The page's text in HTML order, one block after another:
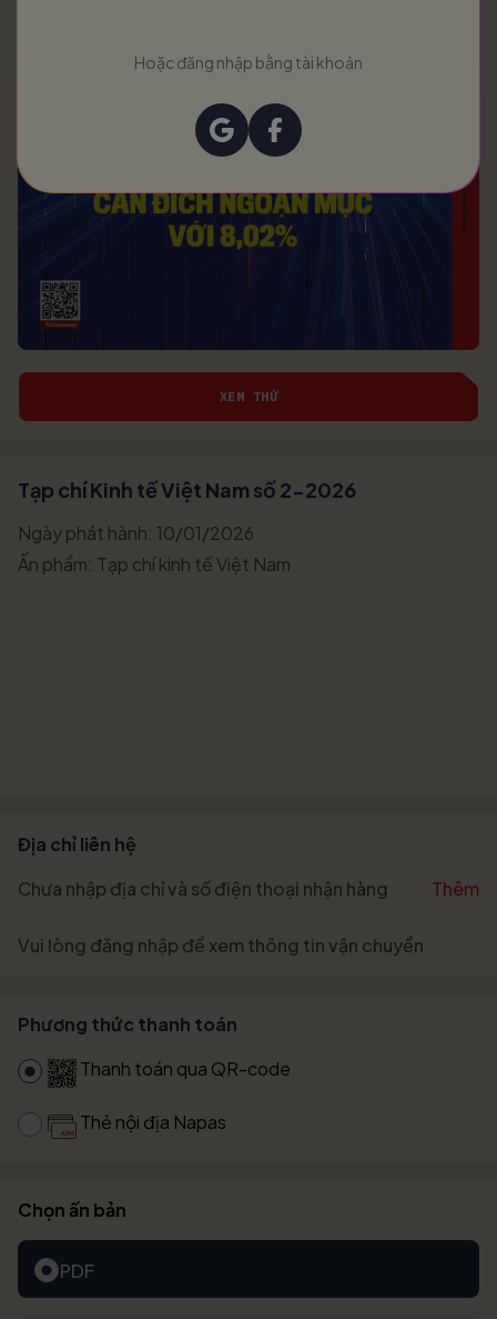
XEM THỬ
Tạp chí Kinh tế Việt Nam số 2-2026
Ngày phát hành: 10/01/2026
Ấn phẩm: Tạp chí kinh tế Việt Nam
Địa chỉ liên hệ
Chưa nhập địa chỉ và số điện thoại nhận hàng
Thêm
Vui lòng đăng nhập để xem thông tin vận chuyển
Phương thức thanh toán
Thanh toán qua QR-code
Thẻ nội địa Napas
Chọn ấn bản
PDF
Hoặc đăng nhập bằng tài khoản